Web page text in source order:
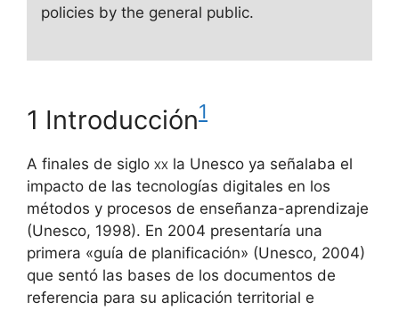
policies by the general public.
1 Introducción1
A finales de siglo xx la Unesco ya señalaba el
impacto de las tecnologías digitales en los
métodos y procesos de enseñanza-aprendizaje
(Unesco, 1998). En 2004 presentaría una
primera «guía de planificación» (Unesco, 2004)
que sentó las bases de los documentos de
referencia para su aplicación territorial e